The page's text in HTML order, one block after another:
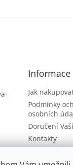
Informace
Jak
Podmínky
osobních
Doručení
Kontakty